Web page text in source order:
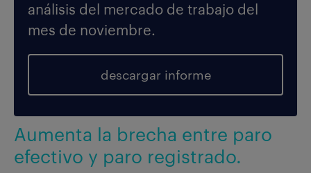
análisis del mercado de trabajo del
mes de noviembre.
descargar informe
Aumenta la brecha entre paro
efectivo y paro registrado.